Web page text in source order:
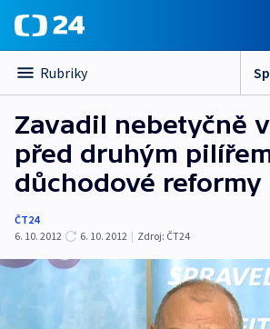
Rubriky
Zavadil nebetyčně
před druhým
důchodové reformy
ČT24
6. 10. 2012
6. 10. 2012 | Zdroj: ČT24